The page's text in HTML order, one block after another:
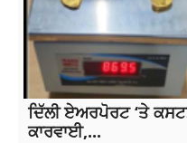
ਦਿੱਲੀ ਏਅਰਪੋਰਟ ‘ਤੇ
ਕਾਰਵਾਈ,...